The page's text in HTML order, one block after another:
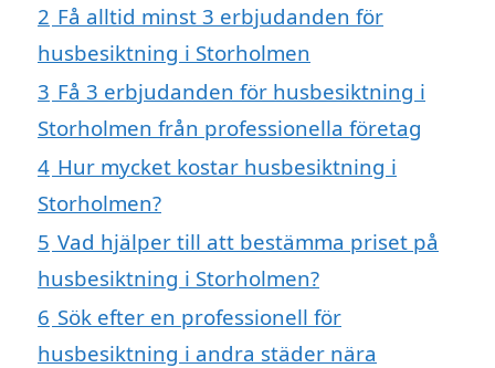
2 Få alltid minst 3 erbjudanden för
husbesiktning i Storholmen
3 Få 3 erbjudanden för husbesiktning i
Storholmen från professionella företag
4 Hur mycket kostar husbesiktning i
Storholmen?
5 Vad hjälper till att bestämma priset på
husbesiktning i Storholmen?
6 Sök efter en professionell för
husbesiktning i andra städer nära